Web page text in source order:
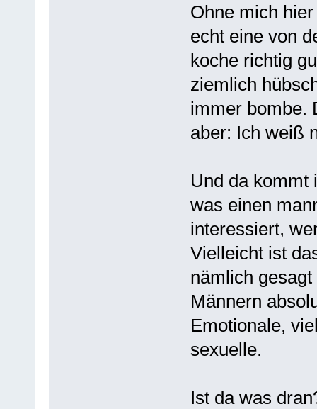
Ohne mich
echt eine von
koche richtig
ziemlich
immer bombe.
aber: Ich weiß
Und da kommt
was einen
interessiert,
Vielleicht ist
nämlich
Männern
Emotionale,
sexuelle.
Ist da was